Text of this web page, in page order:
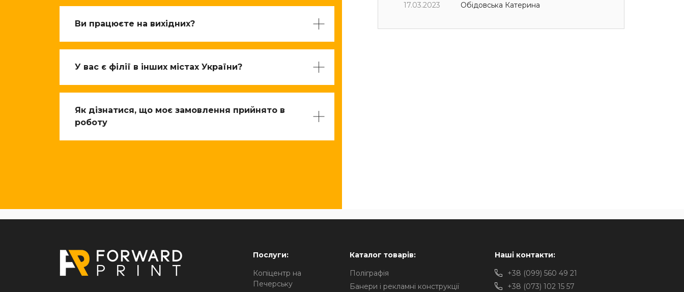
Ви працюєте на вихідних?
У вас є філії в інших містах України?
Як дізнатися, що моє замовлення прийнято в
роботу
17.03.2023
Обідовська Катерина
Послуги:
Копіцентр на
Печерську
Каталог товарів:
Поліграфія
Банери і рекламні конструкції
Наші контакти:
+38 (099) 560 49 21
+38 (073) 102 15 57